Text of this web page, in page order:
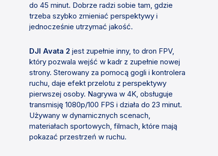
do 45 minut. Dobrze radzi sobie tam, gdzie
trzeba szybko zmieniać perspektywy i
jednocześnie utrzymać jakość.
DJI Avata 2 jest zupełnie inny, to dron FPV,
który pozwala wejść w kadr z zupełnie nowej
strony. Sterowany za pomocą gogli i kontrolera
ruchu, daje efekt przelotu z perspektywy
pierwszej osoby. Nagrywa w 4K, obsługuje
transmisję 1080p/100 FPS i działa do 23 minut.
Używany w dynamicznych scenach,
materiałach sportowych, filmach, które mają
pokazać przestrzeń w ruchu.